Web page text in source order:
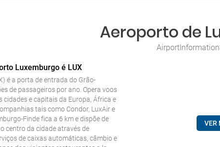
Aeroporto de
Luxemburgo é LUX
é a porta de entrada do Grão-
de passageiros por ano. Opera voos
cidades e capitais da Europa, África e
tais como Condor, LuxAir e
Finde fica a 6 km e dispõe de
centro da cidade através de
de caixas automáticas, câmbio e
VER